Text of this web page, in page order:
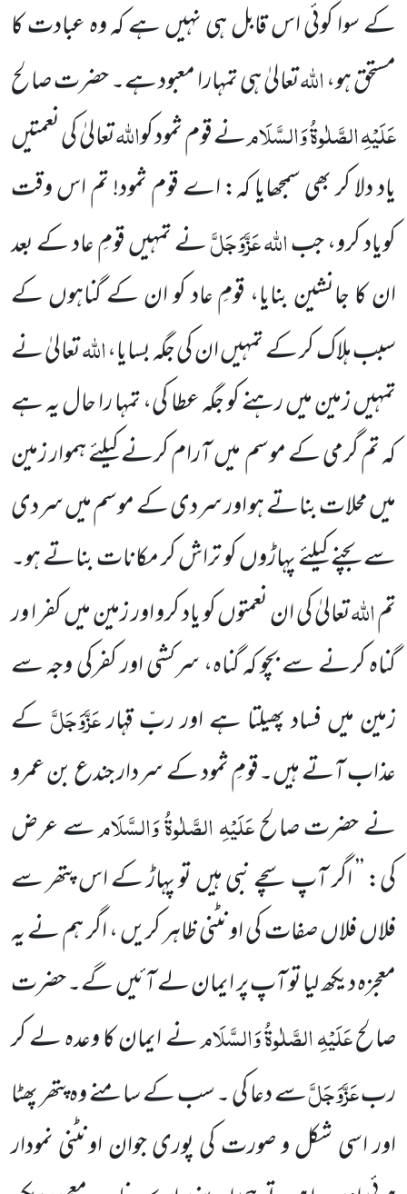
کے سوا کوئی اس قابل ہی نہیں ہے کہ وہ عبادت کا
مستحق ہو،اللہتعالیٰ ہی تمہارا معبود ہے۔ حضرت صالح
عَلَیْہِ الصَّلٰوۃُ وَالسَّلَامنےقوم ثمود کواللہتعالیٰ کی نعمتیں
یاددلاکر بھی سمجھایا کہ: اے قومثمود!تم اس وقت
کویاد کرو، جباللہ عَزَّوَجَلَّنے تمہیں قومِ عاد کے بعد
ان کا جانشین بنایا، قومِ عادکو ان کے گناہوں کے
سبب ہلاک کر کے تمہیں ان کی جگہ بسایا،اللہتعالیٰ نے
تمہیں زمین میں رہنے کو جگہ عطا کی، تمہا راحال یہ ہے
کہ تم گرمی کے موسممیں آرام کرنے کیلئے ہموار زمین
میں محلات بناتے ہو اور سردی کے موسم میں سردی
سے بچنےکیلئے پہاڑوں کو تراش کر مکانات بناتے ہو۔
تماللہتعالیٰ کی ان نعمتوں کو یاد کرو اور زمین میں کفر ا ور
گناہ کرنے سے بچو کہگناہ، سرکشی اور کفرکی وجہ سے
زمین میں فساد پھیلتا ہے اور ربِّ قہارعَزَّوَجَلَّکے
عذابآتے ہیں۔قومِ ثمود کے سردار جندعبن عمرو
نے حضرت صالحعَلَیْہِ الصَّلٰوۃُ وَالسَّلَامسے عرض
کی: ’’ اگر آپ سچے نبی ہیں تو پہاڑ کے اس پتھر سے
فلاں فلاں صفاتکی اونٹنی ظاہر کریں ، اگر ہم نے یہ
معجزہ دیکھ لیا تو آپ پر ایمان لے آئیں گے۔ حضرت
صالحعَلَیْہِ الصَّلٰوۃُ وَالسَّلَامنے ایمان کا وعدہ لے کر
ربعَزَّوَجَلَّسے دعا کی ۔ سب کے سامنے وہ پتھر پھٹا
اور اسی شکل و صورت کی پوری جوان اونٹنی نمودار